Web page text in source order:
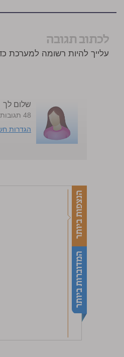
לכתוב תגובה
עלייך להיות רשומה למערכת
שלום לך
48 תגובות. 0 כתבות.
הגדרות